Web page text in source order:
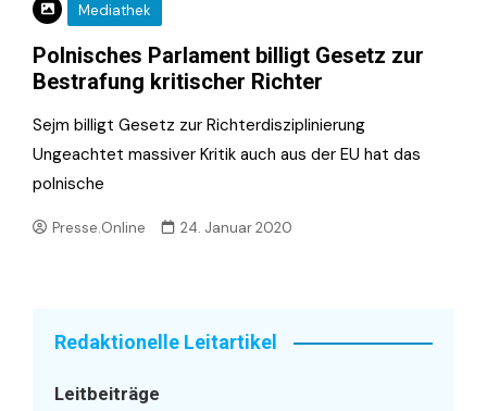
Mediathek
Polnisches Parlament billigt Gesetz zur
Bestrafung kritischer Richter
Sejm billigt Gesetz zur Richterdisziplinierung
Ungeachtet massiver Kritik auch aus der EU hat das
polnische
Presse.Online 24. Januar 2020
Redaktionelle Leitartikel
Leitbeiträge